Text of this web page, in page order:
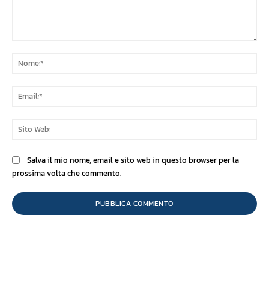
Salva il mio nome, email e sito web in questo browser per la
prossima volta che commento.